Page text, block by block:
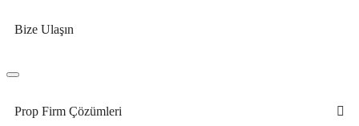
Bize Ulaşın
Prop Firm Çözümleri